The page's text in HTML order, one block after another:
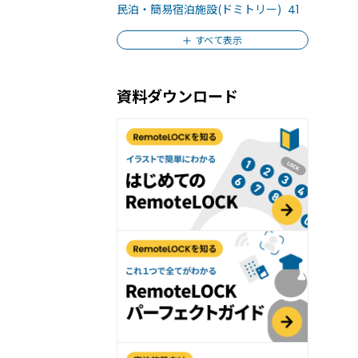
民泊・簡易宿泊施設(ドミトリー) 41
すべて表示
資料ダウンロード
すすめの記事３選
を強化する「入退室管理システム」とは？
がおすすめな3つの理由